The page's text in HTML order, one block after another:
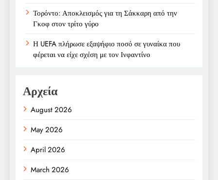
Τορόντο: Αποκλεισμός για τη Σάκκαρη από την
Γκοφ στον τρίτο γύρο
Η UEFA πλήρωσε εξαψήφιο ποσό σε γυναίκα που
φέρεται να είχε σχέση με τον Ινφαντίνο
Αρχεία
August 2026
May 2026
April 2026
March 2026